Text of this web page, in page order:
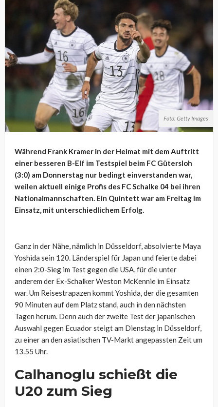
Foto: Getty Images
Während Frank Kramer in der Heimat mit dem Auftritt
einer besseren B-Elf im Testspiel beim FC Gütersloh
(3:0) am Donnerstag nur bedingt einverstanden war,
weilen aktuell einige Profis des FC Schalke 04 bei ihren
Nationalmannschaften. Ein Quintett war am Freitag im
Einsatz, mit unterschiedlichem Erfolg.
Ganz in der Nähe, nämlich in Düsseldorf, absolvierte Maya
Yoshida sein 120. Länderspiel für Japan und feierte dabei
einen 2:0-Sieg im Test gegen die USA, für die unter
anderem der Ex-Schalker Weston McKennie im Einsatz
war. Um Reisestrapazen kommt Yoshida, der die gesamten
90 Minuten auf dem Platz stand, auch in den nächsten
Tagen herum. Denn auch der zweite Test der japanischen
Auswahl gegen Ecuador steigt am Dienstag in Düsseldorf,
zu einer an den asiatischen TV-Markt angepassten Zeit um
13.55 Uhr.
Calhanoglu schießt die
U20 zum Sieg